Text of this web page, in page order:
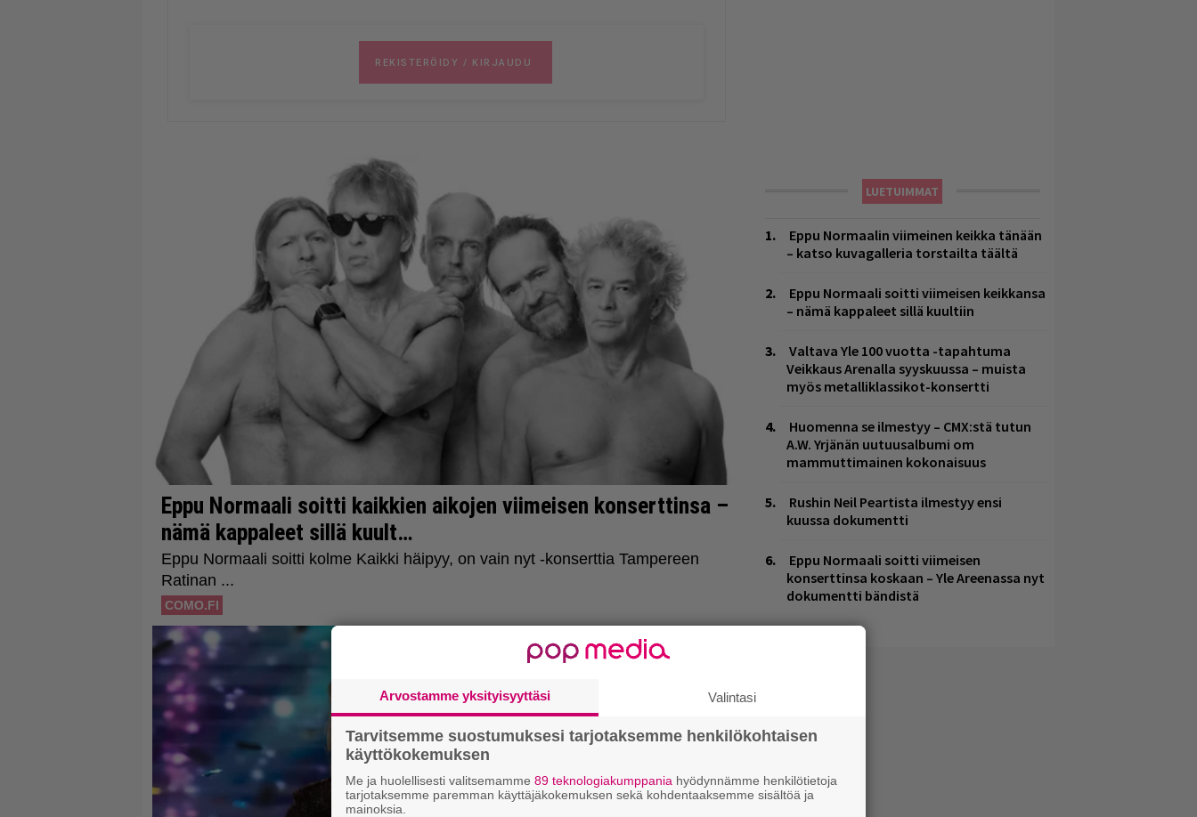
LUETUIMMAT
Eppu Normaalin viimeinen keikka tänään
– katso kuvagalleria torstailta täältä
Eppu Normaali soitti viimeisen keikkansa
– nämä kappaleet sillä kuultiin
Valtava Yle 100 vuotta -tapahtuma
Veikkaus Arenalla syyskuussa – muista
myös metalliklassikot-konsertti
Huomenna se ilmestyy – CMX:stä tutun
A.W. Yrjänän uutuusalbumi om
mammuttimainen kokonaisuus
Rushin Neil Peartista ilmestyy ensi
kuussa dokumentti
Eppu Normaali soitti viimeisen
konserttinsa koskaan – Yle Areenassa nyt
dokumentti bändistä
Arvostamme yksityisyyttäsi Valintasi
Tarvitsemme suostumuksesi tarjotaksemme henkilökohtaisen
käyttökokemuksen
Me ja huolellisesti valitsemamme 89 teknologiakumppania hyödynnämme henkilötietoja
tarjotaksemme paremman käyttäjäkokemuksen sekä kohdentaaksemme sisältöä ja
mainoksia.